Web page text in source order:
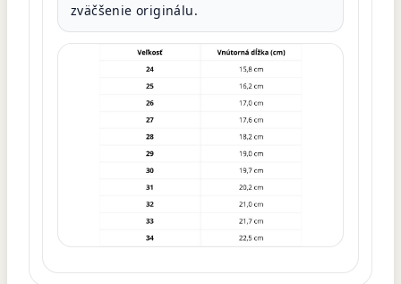
zväčšenie originálu.